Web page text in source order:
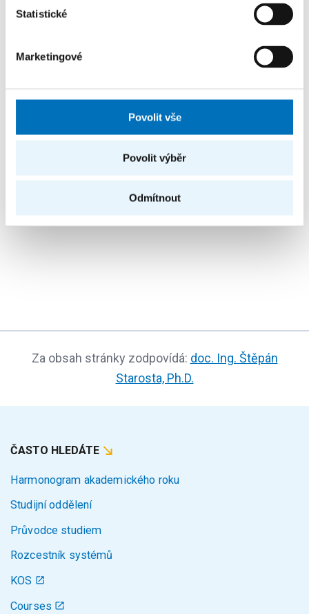
Statistické
Marketingové
Povolit vše
Povolit výběr
Odmítnout
Za obsah stránky zodpovídá: doc. Ing. Štěpán
Starosta, Ph.D.
ČASTO HLEDÁTE
Harmonogram akademického roku
Studijní oddělení
Průvodce studiem
Rozcestník systémů
KOS
Courses